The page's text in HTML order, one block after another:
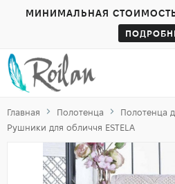
МИНИМАЛЬНАЯ
Главная Полотенца
Полотенца
Рушники для обличчя ESTELA